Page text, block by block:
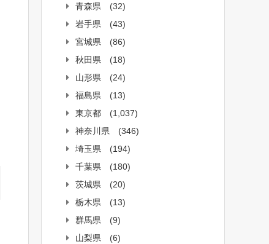
青森県
(32)
岩手県
(43)
宮城県
(86)
秋田県
(18)
山形県
(24)
福島県
(13)
東京都
(1,037)
神奈川県
(346)
埼玉県
(194)
千葉県
(180)
茨城県
(20)
栃木県
(13)
群馬県
(9)
山梨県
(6)